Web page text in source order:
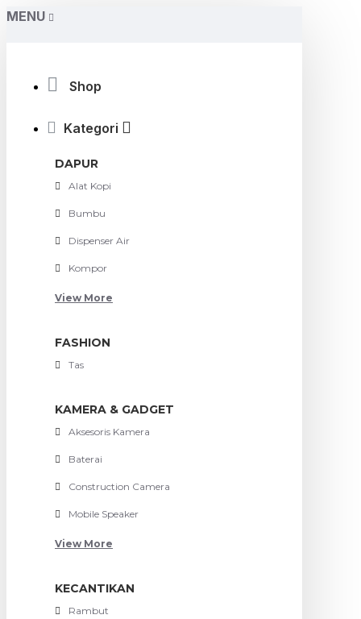
MENU
Shop
Kategori
DAPUR
Alat Kopi
Bumbu
Dispenser Air
Kompor
View More
FASHION
Tas
KAMERA & GADGET
Aksesoris Kamera
Baterai
Construction Camera
Mobile Speaker
View More
KECANTIKAN
Rambut